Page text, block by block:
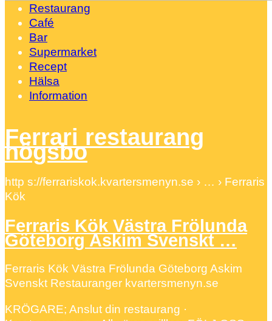
Restaurang
Café
Bar
Supermarket
Recept
Hälsa
Information
Ferrari restaurang
högsbo
http s://ferrariskok.kvartersmenyn.se › … › Ferraris
Kök
Ferraris Kök Västra Frölunda
Göteborg Askim Svenskt …
Ferraris Kök Västra Frölunda Göteborg Askim
Svenskt Restauranger kvartersmenyn.se
KRÖGARE; Anslut din restaurang ·